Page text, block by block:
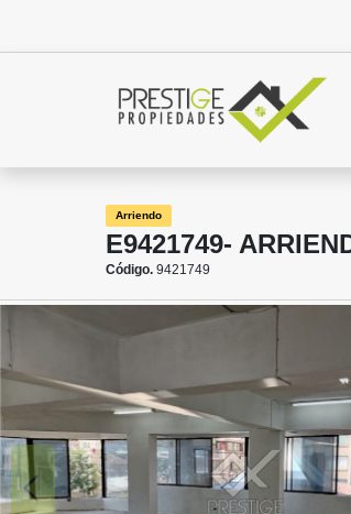
Arriendo
E9421749-
Código. 9421749